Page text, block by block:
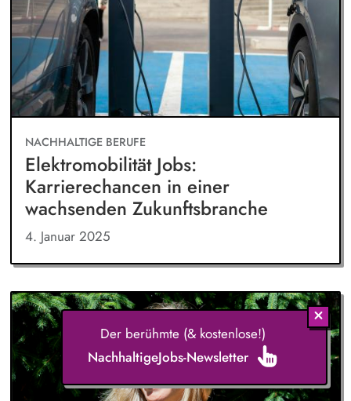
NACHHALTIGE BERUFE
Elektromobilität Jobs:
Karrierechancen in einer
wachsenden Zukunftsbranche
4. Januar 2025
Der berühmte (& kostenlose!)
NachhaltigeJobs-Newsletter